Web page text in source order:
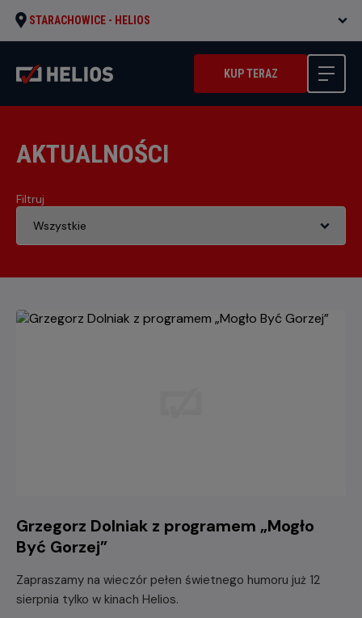
STARACHOWICE - HELIOS
KUP TERAZ
AKTUALNOŚCI
Filtruj
Grzegorz Dolniak z programem „Mogło
Być Gorzej”
Zapraszamy na wieczór pełen świetnego humoru już 12
sierpnia tylko w kinach Helios.